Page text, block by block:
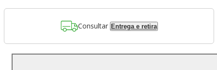
Consultar Entrega e retira